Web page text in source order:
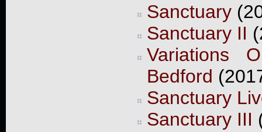
Sanctuary
Sanctuary II
Variations
Bedford
Sanctuary
Sanctuary III